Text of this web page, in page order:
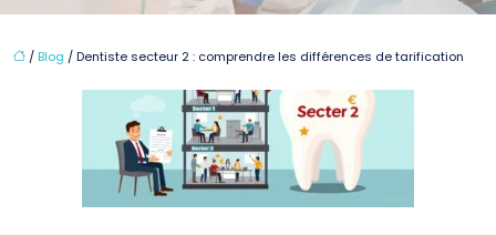
/ Blog / Dentiste secteur 2 : comprendre les différences de tarification